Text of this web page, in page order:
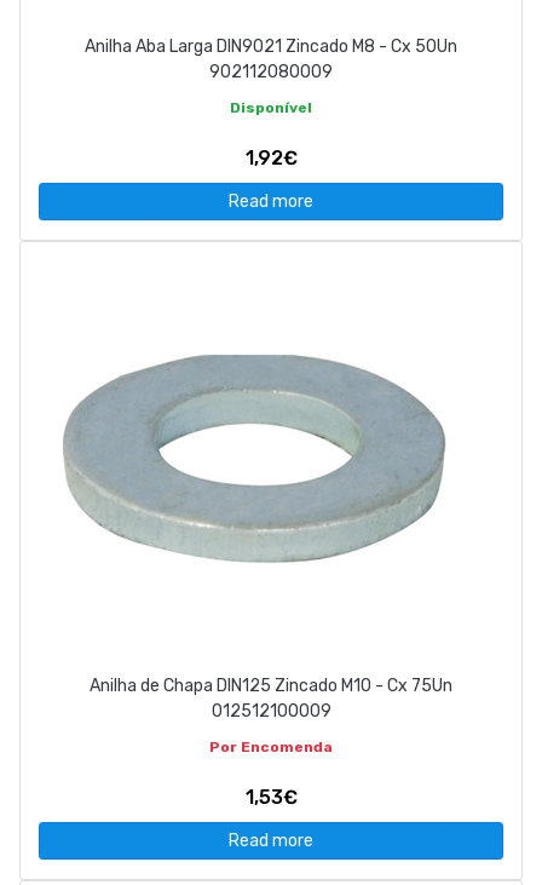
Anilha Aba Larga DIN9021 Zincado M8 - Cx 50Un
902112080009
Disponível
1,92€
Read more
Anilha de Chapa DIN125 Zincado M10 - Cx 75Un
012512100009
Por Encomenda
1,53€
Read more